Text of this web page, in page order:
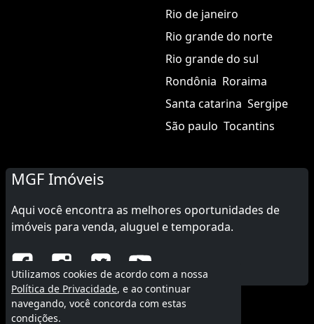
Rio de janeiro
Rio grande do norte
Rio grande do sul
Rondônia Roraima
Santa catarina Sergipe
São paulo Tocantins
MGF Imóveis
Aqui você encontra as melhores oportunidades de
imóveis para venda, aluguel e temporada.
© 2015 - 2026 MGF Imóveis.
Utilizamos cookies de acordo com a nossa
Política de Privacidade, e ao continuar
navegando, você concorda com estas
condições.